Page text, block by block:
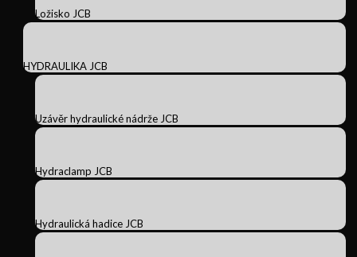
Ložisko JCB
HYDRAULIKA JCB
Uzávěr hydraulické nádrže JCB
Hydraclamp JCB
Hydraulická hadice JCB